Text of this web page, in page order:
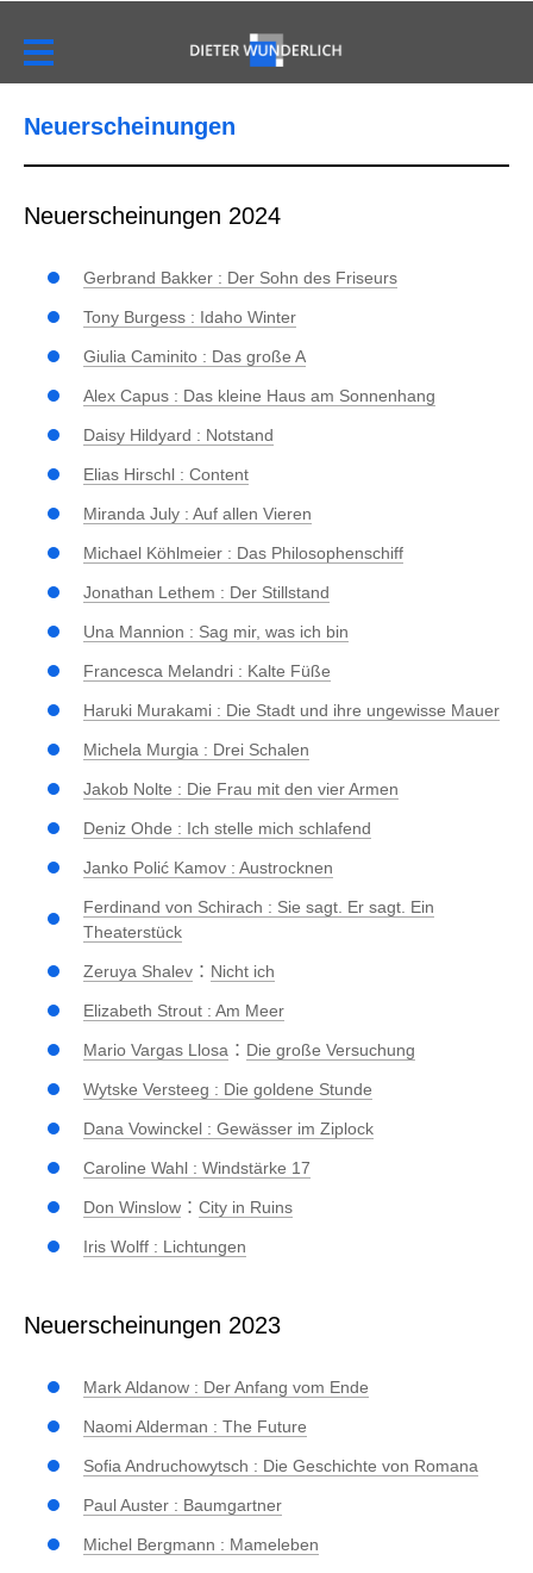
Neuerscheinungen
Neuerscheinungen 2024
Gerbrand Bakker : Der Sohn des Friseurs
Tony Burgess : Idaho Winter
Giulia Caminito : Das große A
Alex Capus : Das kleine Haus am Sonnenhang
Daisy Hildyard : Notstand
Elias Hirschl : Content
Miranda July : Auf allen Vieren
Michael Köhlmeier : Das Philosophenschiff
Jonathan Lethem : Der Stillstand
Una Mannion : Sag mir, was ich bin
Francesca Melandri : Kalte Füße
Haruki Murakami : Die Stadt und ihre ungewisse Mauer
Michela Murgia : Drei Schalen
Jakob Nolte : Die Frau mit den vier Armen
Deniz Ohde : Ich stelle mich schlafend
Janko Polić Kamov : Austrocknen
Ferdinand von Schirach : Sie sagt. Er sagt. Ein
Theaterstück
Zeruya Shalev : Nicht ich
Elizabeth Strout : Am Meer
Mario Vargas Llosa : Die große Versuchung
Wytske Versteeg : Die goldene Stunde
Dana Vowinckel : Gewässer im Ziplock
Caroline Wahl : Windstärke 17
Don Winslow : City in Ruins
Iris Wolff : Lichtungen
Neuerscheinungen 2023
Mark Aldanow : Der Anfang vom Ende
Naomi Alderman : The Future
Sofia Andruchowytsch : Die Geschichte von Romana
Paul Auster : Baumgartner
Michel Bergmann : Mameleben